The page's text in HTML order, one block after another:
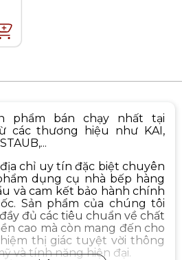
phẩm bán chạy nhất tại
các thương hiệu như KAI,
chỉ uy tín đặc biệt chuyên
dụng cụ nhà bếp hàng
và cam kết bảo hành chính
Sản phẩm của chúng tôi
đủ các tiêu chuẩn về chất
cao mà còn mang đến cho
thị giác tuyệt vời thông
và tính năng hiện đại.